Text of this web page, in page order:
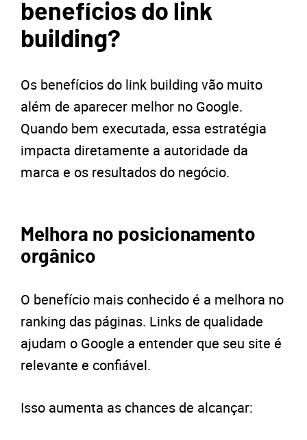
benefícios do link
building?
Os benefícios do link building vão muito
além de aparecer melhor no Google.
Quando bem executada, essa estratégia
impacta diretamente a autoridade da
marca e os resultados do negócio.
Melhora no posicionamento
orgânico
O benefício mais conhecido é a melhora no
ranking das páginas. Links de qualidade
ajudam o Google a entender que seu site é
relevante e confiável.
Isso aumenta as chances de alcançar: